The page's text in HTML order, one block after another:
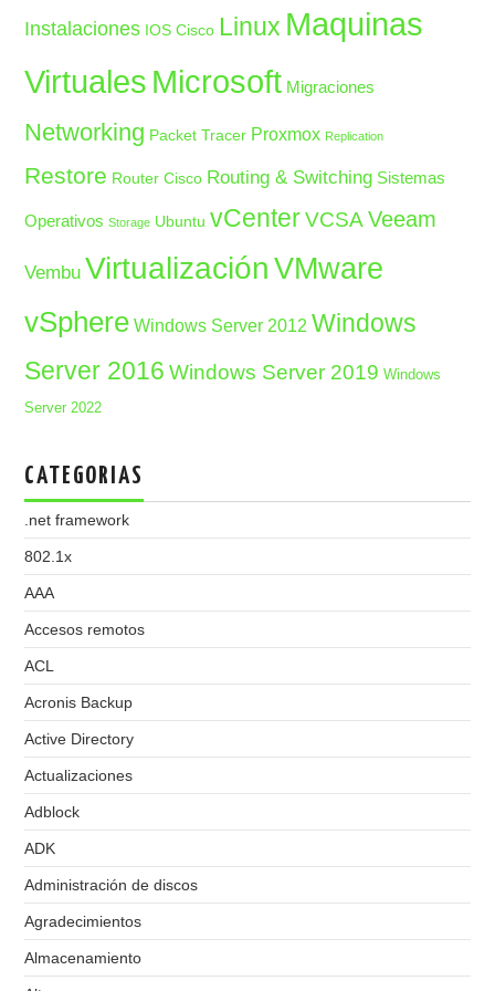
Instalaciones IOS Cisco Linux Maquinas
Virtuales Microsoft Migraciones
Networking Packet Tracer Proxmox Replication
Restore Router Cisco Routing & Switching Sistemas
Operativos Storage Ubuntu vCenter VCSA Veeam
Vembu Virtualización VMware
vSphere Windows Server 2012 Windows
Server 2016 Windows Server 2019 Windows
Server 2022
CATEGORIAS
.net framework
802.1x
AAA
Accesos remotos
ACL
Acronis Backup
Active Directory
Actualizaciones
Adblock
ADK
Administración de discos
Agradecimientos
Almacenamiento